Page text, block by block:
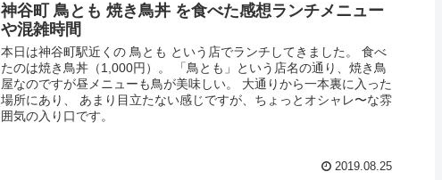
神谷町 鳥とも 焼き鳥丼 を食べた感想ランチメニュー
や混雑時間
本日は神谷町駅近くの 鳥とも という店でランチしてきました。 食べ
たのは焼き鳥丼（1,000円）。 「鳥とも」という店名の通り、焼き鳥
屋なのですが昼メニューも鳥が美味しい。 大通りから一本裏に入った
場所にあり、 あまり目立たない感じですが、ちょっとオシャレ〜な雰
囲気の入り口です。
2019.08.25